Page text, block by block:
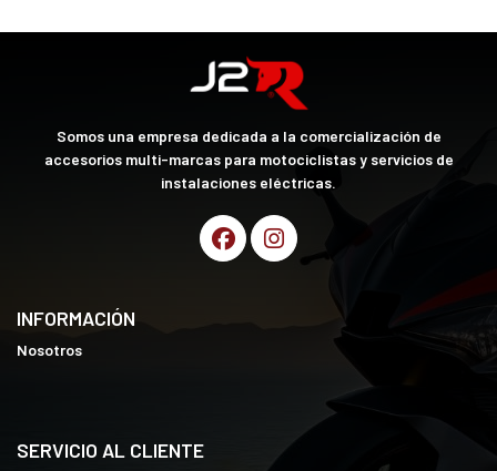
Somos una empresa dedicada a la comercialización de
accesorios multi-marcas para motociclistas y servicios de
instalaciones eléctricas.
INFORMACIÓN
Nosotros
SERVICIO AL CLIENTE